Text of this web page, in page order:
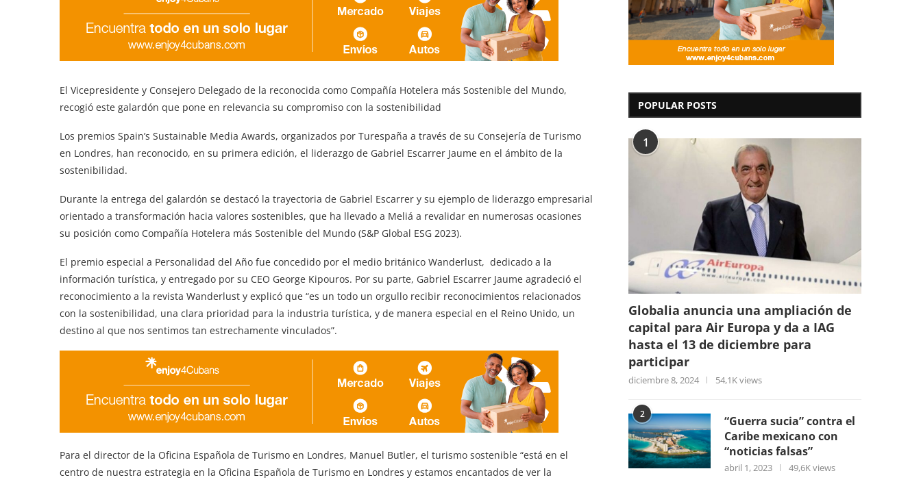
El Vicepresidente y Consejero Delegado de la reconocida como Compañía Hotelera más Sostenible del Mundo,
recogió este galardón que pone en relevancia su compromiso con la sostenibilidad
Los premios Spain’s Sustainable Media Awards, organizados por Turespaña a través de su Consejería de Turismo
en Londres, han reconocido, en su primera edición, el liderazgo de Gabriel Escarrer Jaume en el ámbito de la
sostenibilidad.
Durante la entrega del galardón se destacó la trayectoria de Gabriel Escarrer y su ejemplo de liderazgo empresarial
orientado a transformación hacia valores sostenibles, que ha llevado a Meliá a revalidar en numerosas ocasiones
su posición como Compañía Hotelera más Sostenible del Mundo (S&P Global ESG 2023).
El premio especial a Personalidad del Año fue concedido por el medio británico Wanderlust, dedicado a la
información turística, y entregado por su CEO George Kipouros. Por su parte, Gabriel Escarrer Jaume agradeció el
reconocimiento a la revista Wanderlust y explicó que “es un todo un orgullo recibir reconocimientos relacionados
con la sostenibilidad, una clara prioridad para la industria turística, y de manera especial en el Reino Unido, un
destino al que nos sentimos tan estrechamente vinculados”.
Para el director de la Oficina Española de Turismo en Londres, Manuel Butler, el turismo sostenible “está en el
centro de nuestra estrategia en la Oficina Española de Turismo en Londres y estamos encantados de ver la
POPULAR POSTS
1
Globalia anuncia una ampliación de
capital para Air Europa y da a IAG
hasta el 13 de diciembre para
participar
diciembre 8, 2024 54,1K views
2
“Guerra sucia” contra el
Caribe mexicano con
“noticias falsas”
abril 1, 2023 49,6K views